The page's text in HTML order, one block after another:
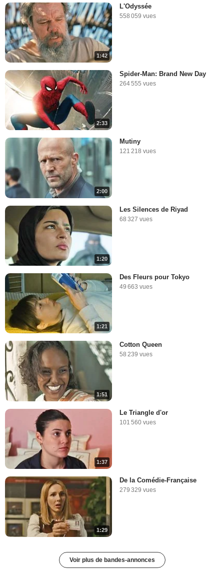
1:42
L'Odyssée
558 059 vues
2:33
Spider-Man: Brand New Day
264 555 vues
2:00
Mutiny
121 218 vues
1:20
Les Silences de Riyad
68 327 vues
1:21
Des Fleurs pour Tokyo
49 663 vues
1:51
Cotton Queen
58 239 vues
1:37
Le Triangle d'or
101 560 vues
1:29
De la Comédie-Française
279 329 vues
Voir plus de bandes-annonces